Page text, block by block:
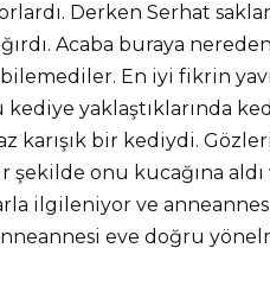
Derken Serhat
Acaba buraya
bilemediler. En iyi fikrin
yaklaştıklarında
karışık bir kediydi.
şekilde onu kucağına
ilgileniyor ve
eve doğru